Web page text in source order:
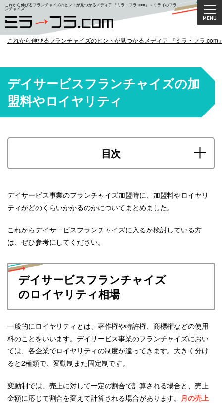
これから伸びるフランチャイズのヒントが見つかるメディア 『ミラ・フラ.com』～ミライのフラ
ンチャイズ
これから伸びるフランチャイズのヒントが見つかるメディア 『ミラ・フラ.com
デイサービスフランチャイズの加
盟料やロイヤリティ
目次
デイサービス事業のフランチャイズ加盟時に、加盟料やロイヤリ
ティがどのくらいかかるのかについてまとめました。
これからデイサービスフランチャイズに入るか検討している方
は、ぜひ参考にしてください。
デイサービスフランチャイズ
のロイヤリティ相場
一般的にロイヤリティとは、著作権や特許権、商標権などの使用
料のことをいいます。デイサービス事業のフランチャイズにおい
ては、各企業でロイヤリティの制度が違ってきます。大きく分け
ると2種類で、変動制また固定制です。
変動制では、売上に対して一定の割合で計算される場合と、売上
金額に応じて割合を変えて計算される場合があります。 月の売上